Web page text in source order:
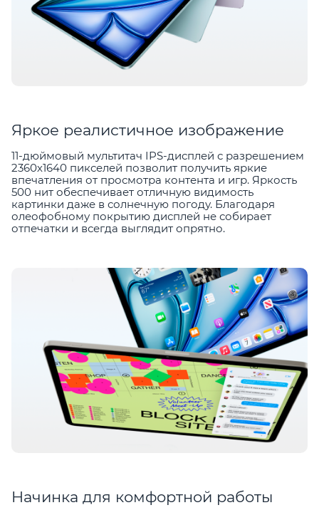
Яркое реалистичное изображение
11-дюймовый мультитач IPS-дисплей с разрешением
2360х1640 пикселей позволит получить яркие
впечатления от просмотра контента и игр. Яркость
500 нит обеспечивает отличную видимость
картинки даже в солнечную погоду. Благодаря
олеофобному покрытию дисплей не собирает
отпечатки и всегда выглядит опрятно.
Начинка для комфортной работы